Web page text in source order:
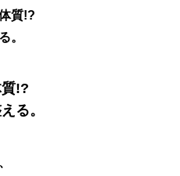
質!?
。
!?
る。